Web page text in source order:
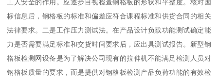
工人安全的作用。应逐步目视检查钢格板的形状和平整度。核对国
标信息后，钢格板的标准和偏差应符合课程标准和供货合同的相关
法律要求。二是工作压力测试法。在产品设计负载功能测试确定能
力是否需要满足标准和交货时间要求后，应出具测试报告。新型钢
格板检测网设备是为了解决公司现有的拉伸机不能满足检测人员对
钢格板质量的要求，而是提供对钢格板检测产品负荷功能的有效检